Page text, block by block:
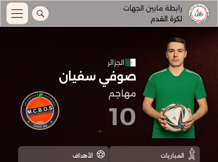
رابطة مابين الجهات
لكرة القدم
الجزائر
صوفي سفيان
مهاجم
10
المباريات الأهداف